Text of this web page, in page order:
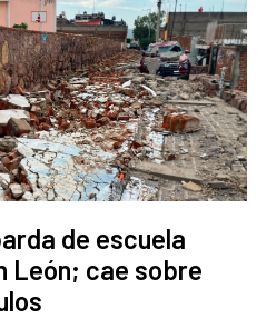
de escuela
León; cae sobre